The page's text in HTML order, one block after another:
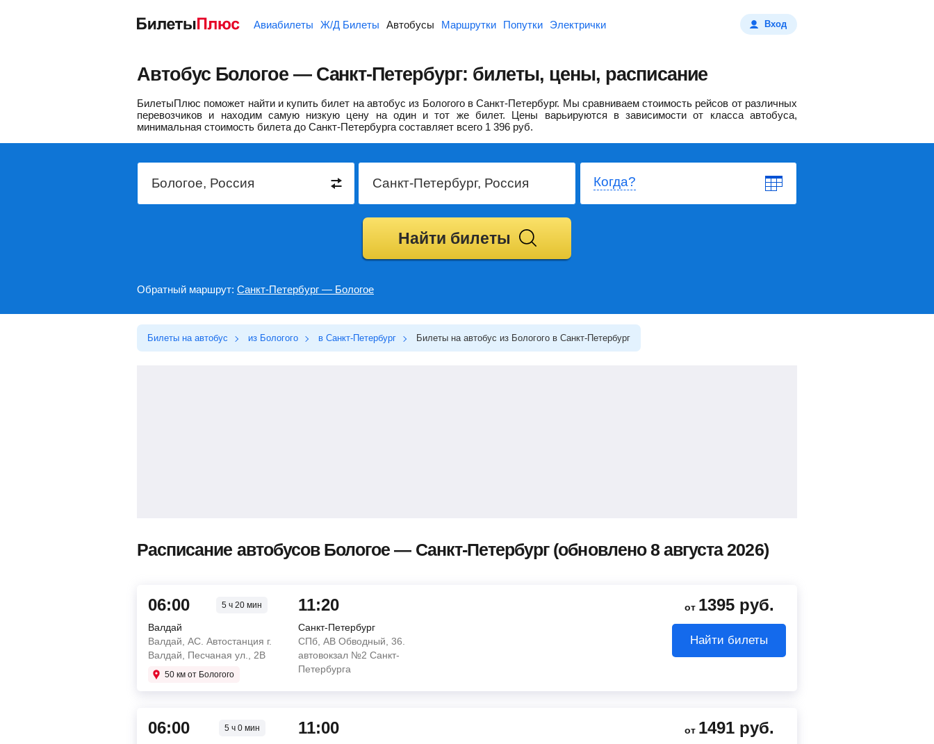
Авиабилеты Ж/Д Билеты Автобусы Маршрутки Попутки Электрички Вход
Автобус Бологое — Санкт-Петербург: билеты, цены, расписание
БилетыПлюс поможет найти и купить билет на автобус из Бологого в Санкт-Петербург. Мы сравниваем стоимость рейсов от различных
перевозчиков и находим самую низкую цену на один и тот же билет. Цены варьируются в зависимости от класса автобуса,
минимальная стоимость билета до Санкт-Петербурга составляет всего 1 396 руб.
Когда?
Найти билеты
Обратный маршрут: Санкт-Петербург — Бологое
Билеты на автобус из Бологого в Санкт-Петербург Билеты на автобус из Бологого в Санкт-Петербург
Расписание автобусов Бологое — Санкт-Петербург (обновлено 8 августа 2026)
06:00 5 ч 20 мин
Валдай
Валдай, АС. Автостанция г.
Валдай, Песчаная ул., 2В
50 км от Бологого
11:20
Санкт-Петербург
СПб, АВ Обводный, 36.
автовокзал №2 Санкт-
Петербурга
от 1395 руб.
Найти билеты
06:00 5 ч 0 мин 11:00 от 1491 руб.